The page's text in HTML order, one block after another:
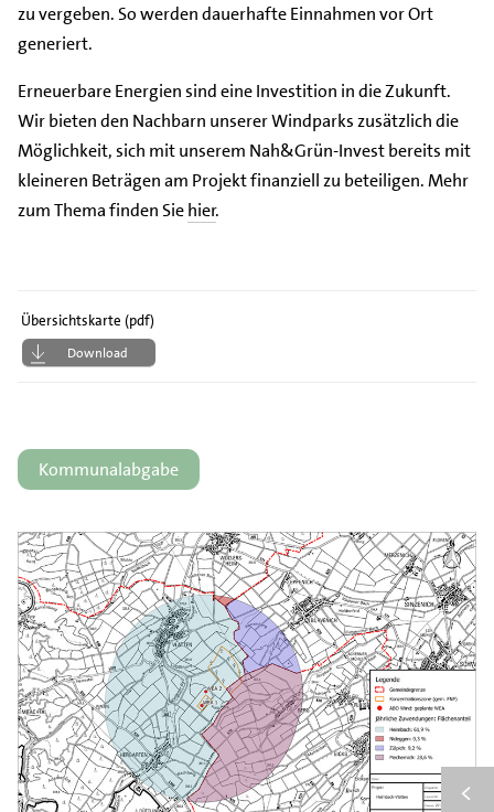
zu vergeben. So werden dauerhafte Einnahmen vor Ort
generiert.
Erneuerbare Energien sind eine Investition in die Zukunft.
Wir bieten den Nachbarn unserer Windparks zusätzlich die
Möglichkeit, sich mit unserem Nah&Grün-Invest bereits mit
kleineren Beträgen am Projekt finanziell zu beteiligen. Mehr
zum Thema finden Siehier.
Übersichtskarte (pdf)
Download
Kommunalabgabe